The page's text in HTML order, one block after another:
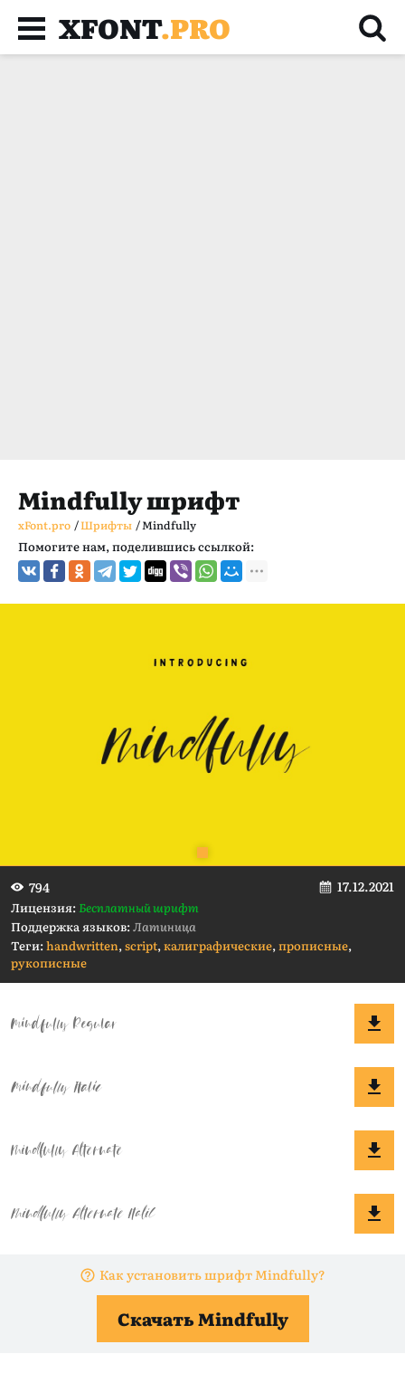
XFONT.PRO
Mindfully шрифт
xFont.pro /Шрифты /Mindfully
Помогите нам, поделившись ссылкой:
794 17.12.2021
Лицензия:Бесплатный шрифт
Поддержка языков:Латиница
Теги:handwritten,script,калиграфические,прописные,
рукописные
Как установить шрифт Mindfully?
Скачать Mindfully